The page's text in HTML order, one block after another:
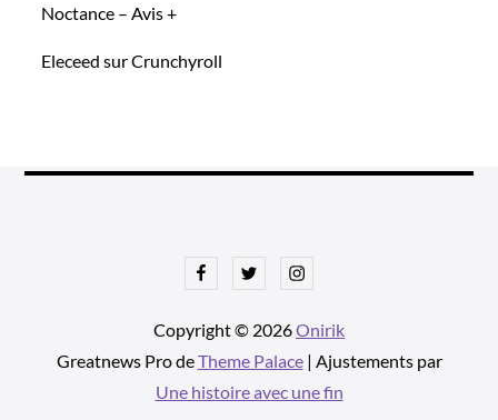
Noctance – Avis +
Eleceed sur Crunchyroll
FacebookTwitterInstagram
Copyright © 2026Onirik
Greatnews Pro deTheme Palace| Ajustements par
Une histoire avec une fin